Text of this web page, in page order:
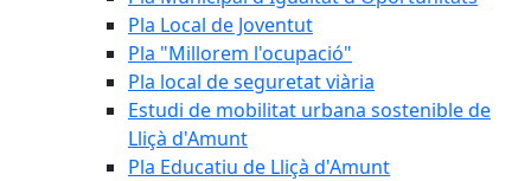
Pla Local de Joventut
Pla "Millorem l'ocupació"
Pla local de seguretat viària
Estudi de mobilitat urbana sostenible de
Lliçà d'Amunt
Pla Educatiu de Lliçà d'Amunt